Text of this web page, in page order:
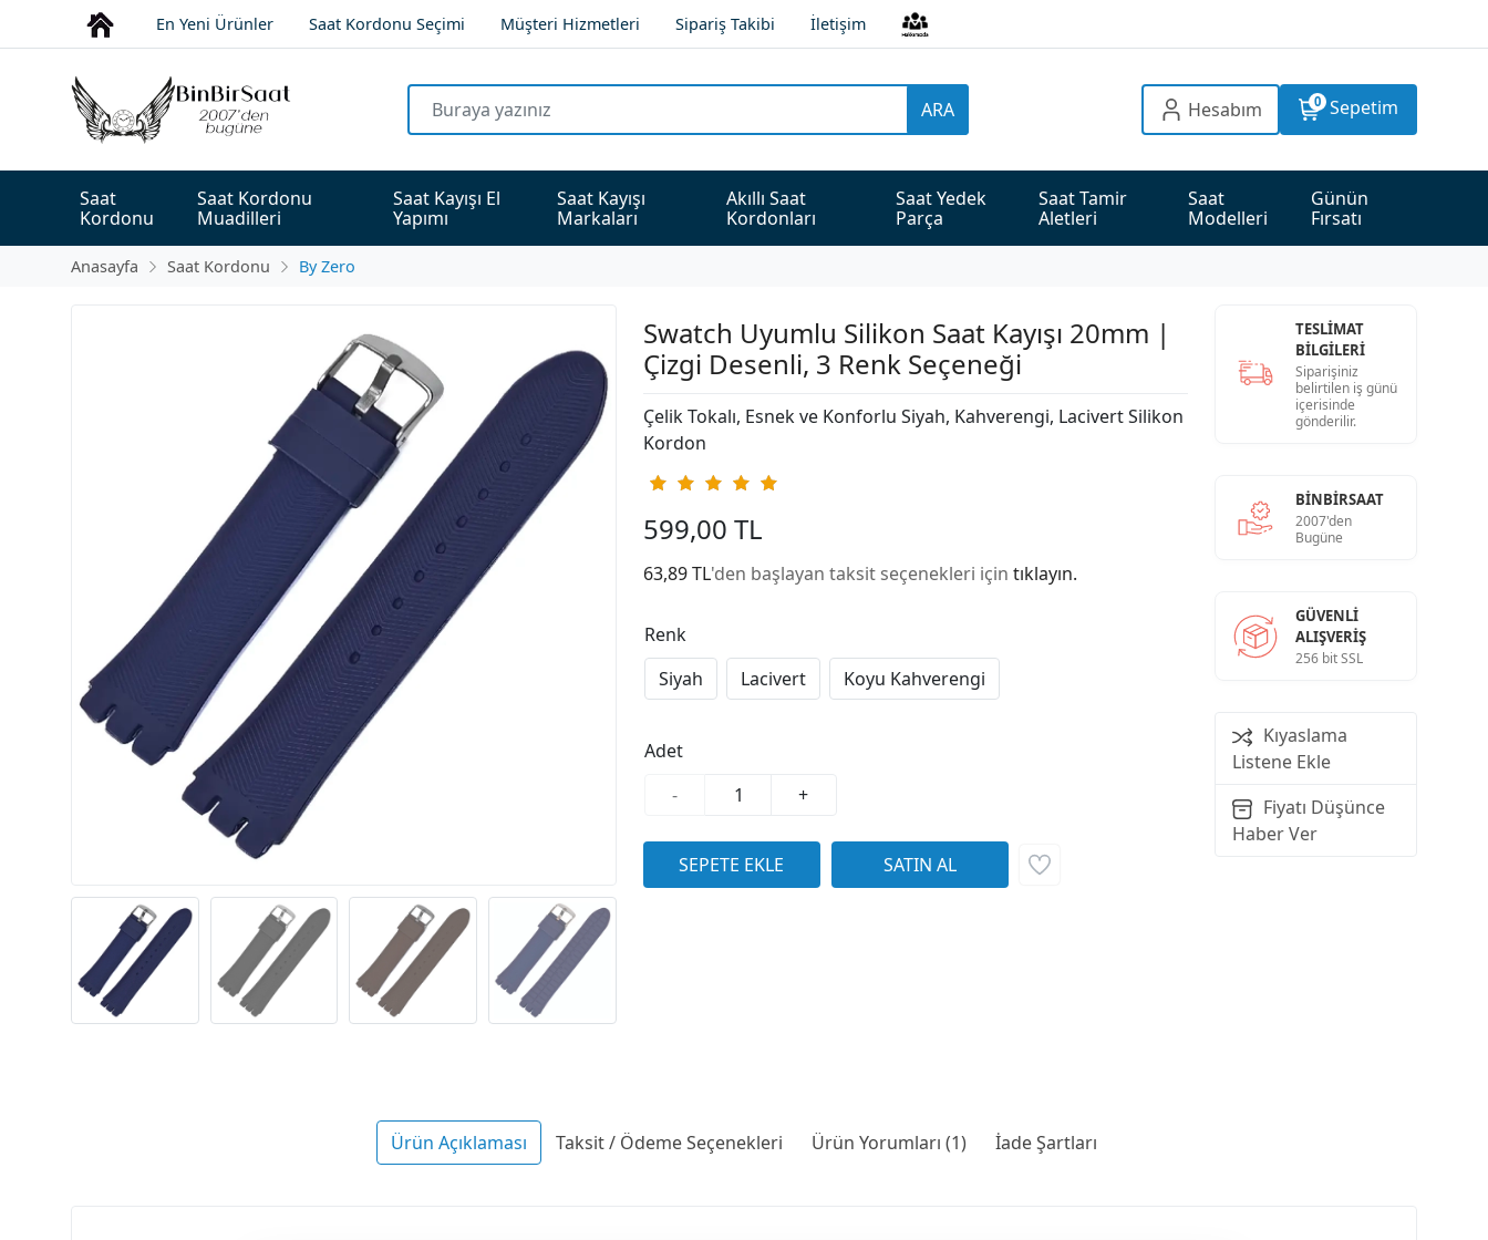
En Yeni Ürünler Saat Kordonu Seçimi Müşteri Hizmetleri Sipariş Takibi İletişim
ARA Hesabım 0 Sepetim
Saat
Kordonu
Saat Kordonu
Muadilleri
Saat Kayışı El
Yapımı
Saat Kayışı
Markaları
Akıllı Saat
Kordonları
Saat Yedek
Parça
Saat Tamir
Aletleri
Saat
Modelleri
Günün
Fırsatı
Anasayfa Saat Kordonu By Zero
Swatch Uyumlu Silikon Saat Kayışı 20mm |
Çizgi Desenli, 3 Renk Seçeneği
Çelik Tokalı, Esnek ve Konforlu Siyah, Kahverengi, Lacivert Silikon
Kordon
599,00 TL
63,89 TL'den başlayan taksit seçenekleri için tıklayın.
Renk
Siyah
Lacivert Koyu Kahverengi
Adet
-
+
TESLİMAT
BİLGİLERİ
Siparişiniz
belirtilen iş günü
içerisinde
gönderilir.
BINBIRSAAT
2007'den
Bugüne
GÜVENLI
ALIŞVERIŞ
256 bit SSL
Kıyaslama
Listene Ekle
Fiyatı Düşünce
Haber Ver
Ürün Açıklaması Taksit / Ödeme Seçenekleri Ürün Yorumları (1) İade Şartları